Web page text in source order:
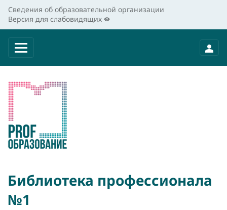
Сведения об образовательной организации
Версия для слабовидящих
Библиотека профессионала
№1